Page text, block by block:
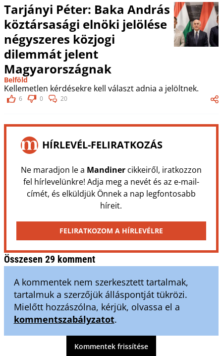
Tarjányi Péter: Baka András
köztársasági elnöki jelölése
négyszeres közjogi
dilemmát jelent
Magyarországnak
Belföld
Kellemetlen kérdésekre kell választ adnia a jelöltnek.
6 0 20
HÍRLEVÉL-FELIRATKOZÁS
Ne maradjon le a Mandinercikkeiről, iratkozzon
fel hírlevelünkre! Adja meg a nevét és az e-mail-
címét, és elküldjük Önnek a nap legfontosabb
híreit.
FELIRATKOZOM A HÍRLEVÉLRE
Összesen 29 komment
A kommentek nem szerkesztett tartalmak,
tartalmuk a szerzőjük álláspontját tükrözi.
Mielőtt hozzászólna, kérjük, olvassa el a
kommentszabályzatot.
Kommentek frissítése